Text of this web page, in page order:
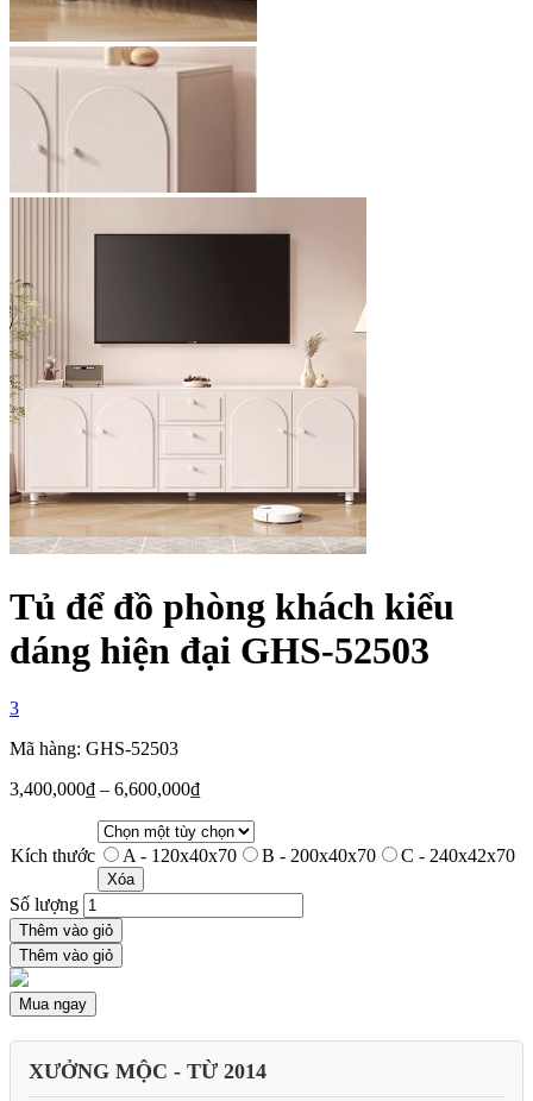
Tủ để đồ phòng khách kiểu
dáng hiện đại GHS-52503
3
Mã hàng: GHS-52503
3,400,000₫ – 6,600,000₫
Kích thước A - 120x40x70 B - 200x40x70 C - 240x42x70
Xóa
Số lượng
Thêm vào giỏ
Thêm vào giỏ
Mua ngay
XƯỞNG MỘC - TỪ 2014